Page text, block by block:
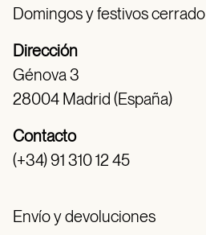
Domingos y festivos cerrado
Dirección
Génova 3
28004 Madrid (España)
Contacto
(+34) 91 310 12 45
Envío y devoluciones